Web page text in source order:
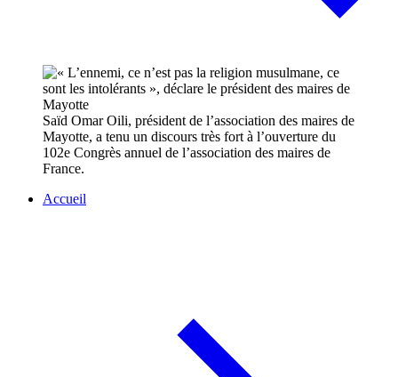
Saïd Omar Oili, président de l’association des maires de
Mayotte, a tenu un discours très fort à l’ouverture du
102e Congrès annuel de l’association des maires de
France.
Accueil